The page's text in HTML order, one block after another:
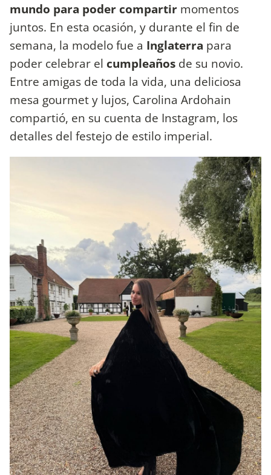
mundo para poder compartir momentos
juntos. En esta ocasión, y durante el fin de
semana, la modelo fue a Inglaterra para
poder celebrar el cumpleaños de su novio.
Entre amigas de toda la vida, una deliciosa
mesa gourmet y lujos, Carolina Ardohain
compartió, en su cuenta de Instagram, los
detalles del festejo de estilo imperial.